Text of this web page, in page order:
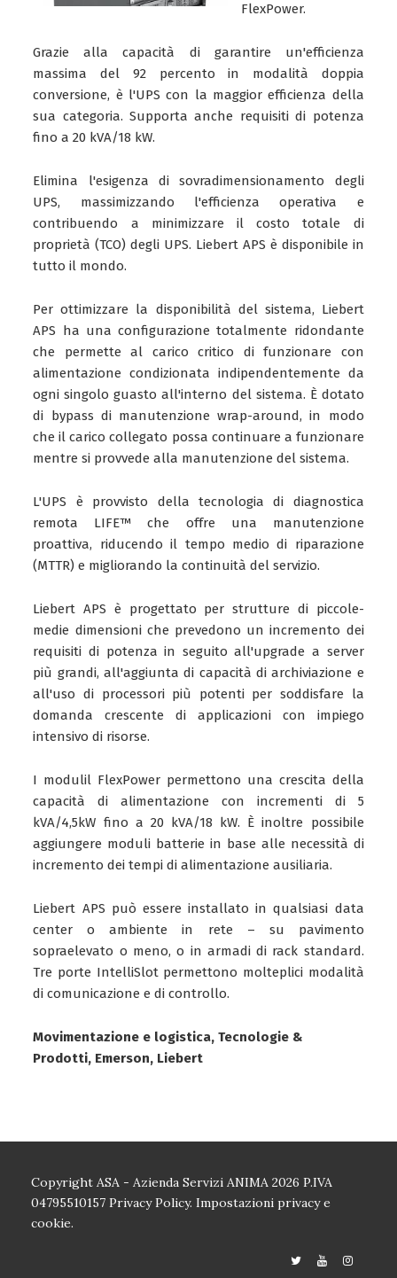
FlexPower.
Grazie alla capacità di garantire un'efficienza
massima del 92 percento in modalità doppia
conversione, è l'UPS con la maggior efficienza della
sua categoria. Supporta anche requisiti di potenza
fino a 20 kVA/18 kW.
Elimina l'esigenza di sovradimensionamento degli
UPS, massimizzando l'efficienza operativa e
contribuendo a minimizzare il costo totale di
proprietà (TCO) degli UPS. Liebert APS è disponibile in
tutto il mondo.
Per ottimizzare la disponibilità del sistema, Liebert
APS ha una configurazione totalmente ridondante
che permette al carico critico di funzionare con
alimentazione condizionata indipendentemente da
ogni singolo guasto all'interno del sistema. È dotato
di bypass di manutenzione wrap-around, in modo
che il carico collegato possa continuare a funzionare
mentre si provvede alla manutenzione del sistema.
L'UPS è provvisto della tecnologia di diagnostica
remota LIFE™ che offre una manutenzione
proattiva, riducendo il tempo medio di riparazione
(MTTR) e migliorando la continuità del servizio.
Liebert APS è progettato per strutture di piccole-
medie dimensioni che prevedono un incremento dei
requisiti di potenza in seguito all'upgrade a server
più grandi, all'aggiunta di capacità di archiviazione e
all'uso di processori più potenti per soddisfare la
domanda crescente di applicazioni con impiego
intensivo di risorse.
I modulil FlexPower permettono una crescita della
capacità di alimentazione con incrementi di 5
kVA/4,5kW fino a 20 kVA/18 kW. È inoltre possibile
aggiungere moduli batterie in base alle necessità di
incremento dei tempi di alimentazione ausiliaria.
Liebert APS può essere installato in qualsiasi data
center o ambiente in rete – su pavimento
sopraelevato o meno, o in armadi di rack standard.
Tre porte IntelliSlot permettono molteplici modalità
di comunicazione e di controllo.
Movimentazione e logistica, Tecnologie &
Prodotti, Emerson, Liebert
Copyright ASA - Azienda Servizi ANIMA 2026 P.IVA
04795510157 Privacy Policy. Impostazioni privacy e
cookie.